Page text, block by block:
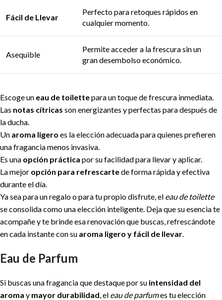
Fácil de Llevar
Perfecto para retoques rápidos en
cualquier momento.
Asequible
Permite acceder a la frescura sin un
gran desembolso económico.
Escoge un eau de toilettepara un toque de frescura inmediata.
Las notas cítricas son energizantes y perfectas para después de
la ducha.
Un aroma ligero es la elección adecuada para quienes prefieren
una fragancia menos invasiva.
Es una opción práctica por su facilidad para llevar y aplicar.
La mejor opción para refrescartede forma rápida y efectiva
durante el día.
Ya sea para un regalo o para tu propio disfrute, el eau de toilette
se consolida como una elección inteligente. Deja que su esencia te
acompañe y te brinde esa renovación que buscas, refrescándote
en cada instante con su aroma ligero y fácil de llevar
Eau de Parfum
Si buscas una fragancia que destaque por su intensidad del
aroma y mayor durabilidad , el eau de parfumes tu elección